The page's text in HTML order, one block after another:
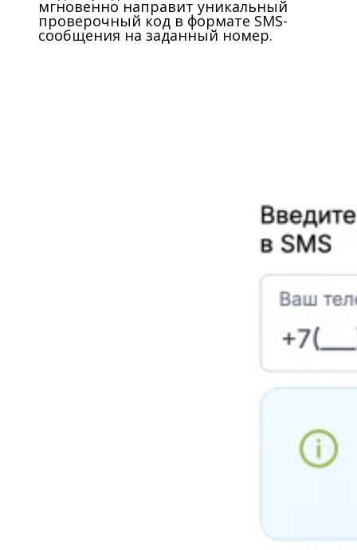
мгновенно направит уникальный
проверочный код в формате SMS-
сообщения на заданный номер.